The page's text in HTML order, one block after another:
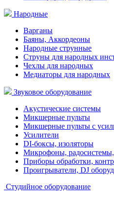
Народные
Варганы
Баяны, Аккордеоны
Народные струнные
Струны для народных
Чехлы для народных
Медиаторы для народных
Звуковое оборудование
Акустические системы
Микшерные пульты
Микшерные пульты с
Усилители
DI-боксы, изоляторы
Микрофоны, радосистемы,
Приборы обработки,
Проигрыватели, DJ
Студийное оборудование